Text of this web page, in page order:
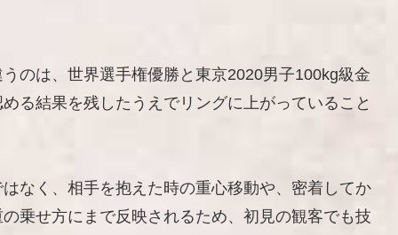
のは、世界選手権優勝と東京2020男子100kg級金
る結果を残したうえでリングに上がっていること
なく、相手を抱えた時の重心移動や、密着してか
乗せ方にまで反映されるため、初見の観客でも技